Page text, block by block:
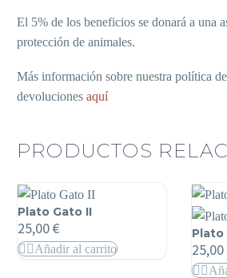
El 5% de los beneficios se donará a una
protección de animales.
Más información sobre nuestra política
devoluciones aquí
PRODUCTOS
Plato Gato II
25,00€
Añadir al carrito
Plato
25,00